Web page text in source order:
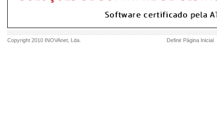
Copyright 2010 INOVAnet , Lda. Definir Página Inicial